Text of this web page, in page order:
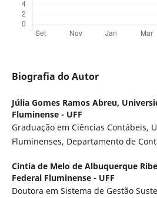
Biografia do Autor
Júlia Gomes Ramos Abreu,
Fluminense - UFF
Graduação em Ciências Contábeis,
Fluminenses, Departamento de
Cintia de Melo de Albuquerque
Federal Fluminense - UFF
Doutora em Sistema de Gestão